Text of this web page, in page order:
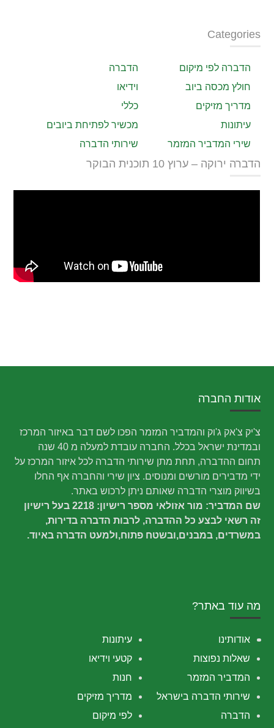
Categories
הדברה
הדברה לפי מיקום
וידיאו
חולץ מכסה ביוב
כללי
מדריך מזיקים
מכשיר לפתיחת ביובים
עיתונות
שירותי הדברה
שירי המדביר המזמר
הדברה ירוקה – ערוץ 10 תוכנית הבוקר
אודות החברה
צ'יק צ'אק ג'וק והמדביר המזמר הפכו לשם דבר באיזור המרכז
ובמדינת ישראל בכלל. החברה עובדת למעלה מ 40 שנה
תחום ההדברה, תחת מתן שירותי הדברה לכל איזור המרכז על
ידי מדבירים מורשים ומנוסים. ציון שירי והחברה אף החלו
בשיווק מוצרי הדברה שאותם ניתן לרכוש באתר.
שם המדביר: מור אזולאי מספר רישיון: 2218 בעל רישיון
זה רשאי לבצע כל ההדברה, לרבות הדברה בדירות,
במשרדים, במבנים,ובשטח פתוח,ולמעט הדברה באיוד.
מה עוד באתר?
עיתונות
אודותינו
קטעי וידיאו
שאלות נפוצות
חנות
המדביר המזמר
מדריך מזיקים
שירותי הדברה בישראל
לפי מיקום
הדברה